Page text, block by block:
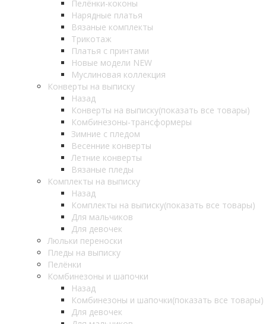
Пелёнки-коконы
Нарядные платья
Вязаные комплекты
Трикотаж
Платья с принтами
Новые модели NEW
Муслиновая коллекция
Конверты на выписку
Назад
Конверты на выписку(показать все товары)
Комбинезоны-трансформеры
Зимние с пледом
Весенние конверты
Летние конверты
Вязаные пледы
Комплекты на выписку
Назад
Комплекты на выписку(показать все товары)
Для мальчиков
Для девочек
Люльки переноски
Пледы на выписку
Пелёнки
Комбинезоны и шапочки
Назад
Комбинезоны и шапочки(показать все товары)
Для девочек